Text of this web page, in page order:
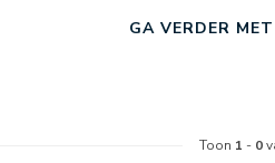
GA VERDER
Toon 1 - 0